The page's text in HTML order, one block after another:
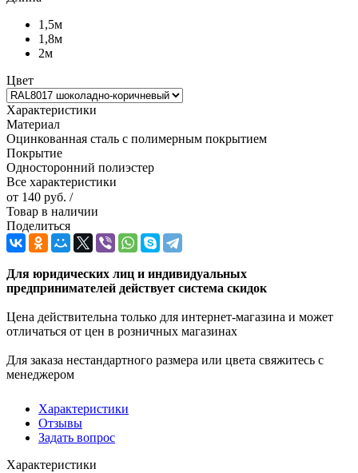
1,5м
1,8м
2м
Цвет
Характеристики
Материал
Оцинкованная сталь с полимерным покрытием
Покрытие
Односторонний полиэстер
Все характеристики
от 140 руб. /
Товар в наличии
Поделиться
Для юридических лиц и индивидуальных
предпринимателей действует система скидок
Цена действительна только для интернет-магазина и может
отличаться от цен в розничных магазинах
Для заказа нестандартного размера или цвета свяжитесь с
менеджером
Характеристики
Отзывы
Задать вопрос
Характеристики